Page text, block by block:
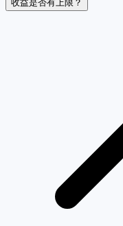
收益是否有上限？